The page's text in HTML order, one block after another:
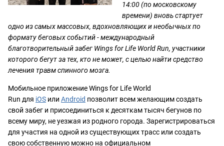
14:00 (по московскому
времени) вновь стартует
одно из самых массовых, вдохновляющих и необычных по
формату беговых событий - международный
благотворительный забег Wings for Life World Run, участники
которого бегут за тех, кто не может, с целью найти средство
лечения травм спинного мозга.
Мобильное приложение Wings for Life World
Run для iOS или Android позволит всем желающим создать
свой забег и присоединиться к десяткам тысяч бегунов по
всему миру, не уезжая из родного города. Зарегистрироваться
для участия на одной из существующих трасс или создать
свою собственную можно на официальном